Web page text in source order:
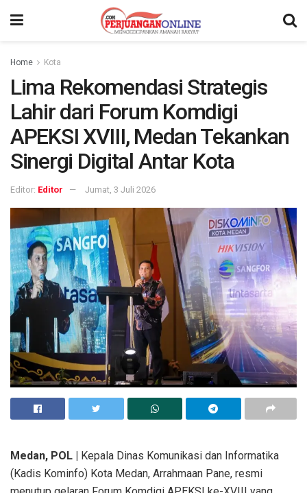
Home Kota
Lima Rekomendasi Strategis
Lahir dari Forum Komdigi
APEKSI XVIII, Medan Tekankan
Sinergi Digital Antar Kota
Editor: Editor Jumat, 3 Juli 2026
Medan, POL |
Kepala Dinas Komunikasi dan Informatika
(Kadis Kominfo) Kota Medan, Arrahmaan Pane, resmi